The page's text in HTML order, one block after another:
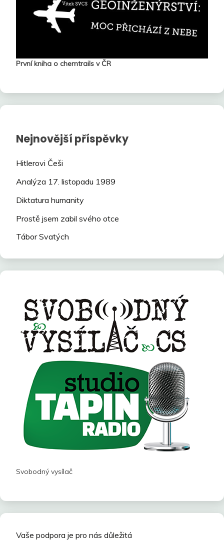
První kniha o chemtrails v ČR
Nejnovější příspěvky
Hitlerovi Češi
Analýza 17. listopadu 1989
Diktatura humanity
Prostě jsem zabil svého otce
Tábor Svatých
Svobodný vysílač
Vaše podpora je pro nás důležitá